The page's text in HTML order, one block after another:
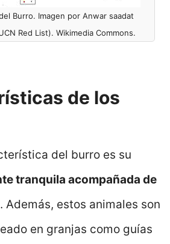
Burro. Imagen por Anwar saadat
Red List). Wikimedia Commons.
de los
del burro es su
tranquila acompañada de
. Además, estos animales son
en granjas como guías